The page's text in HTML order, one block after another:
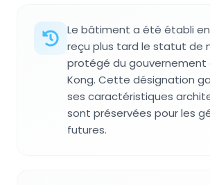
Le bâtiment a été établi en
reçu plus tard le statut de
protégé du gouvernement
Kong. Cette désignation
ses caractéristiques
sont préservées pour les
futures.